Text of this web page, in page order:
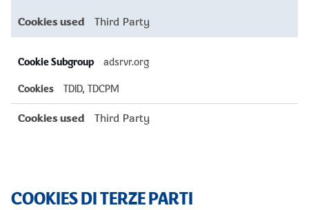
Third Party
adsrvr.org
TDID, TDCPM
Third Party
COOKIES DI TERZE PARTI